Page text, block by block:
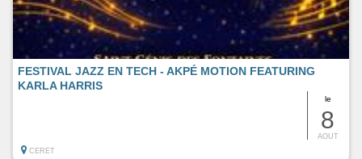
le
8
AOUT
FESTIVAL JAZZ EN TECH - AKPÉ MOTION FEATURING
KARLA HARRIS
CERET